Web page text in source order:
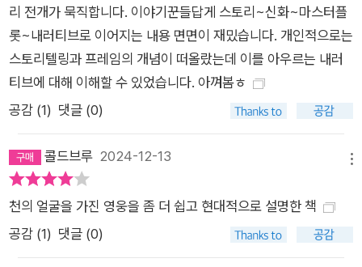
대 그렇다면 이야기가 우리를, 우리의 미래를 좀 더 좋은 쪽으로
바꾸는 건 어떻게 가능할까? 이 책에서 저자들은 우리에겐 미래
를 위한 새로운 서사의 필요성을 이야기한다. 대표적으로 기후 위
기를 극복하기 위한 서사를 들 수 있다. 저자들은 오늘날 기후 위
기가 잘못 이야기되고 있기 때문에 사람들이 받아들이지 않고 있
다고 지적한다. 예를 들어 생태와 경제가 서로 대립한다는 ‘경쟁’
플롯이나, 기후 위기를 막기 위해선 우리가 많은 것을 포기해야
한다는 ‘이카로스’ 플롯, 우리가 위기에 빠져 있고 탈출구가 없다
는 절반의 ‘맨인홀’ 플롯 같은 것들이 기후 서사의 주류를 이루고
있다는 것이다. 저자들은 이와는 다른 희망적인 서사가 필요하다
리 전개가 묵직합니다. 이야기꾼들답게 스토리~신화~마스터플
롯~내러티브로 이어지는 내용 면면이 재밌습니다. 개인적으로는
스토리텔링과 프레임의 개념이 떠올랐는데 이를 아우르는 내러
티브에 대해 이해할 수 있었습니다. 아껴봄ㅎ
공감 (1) 댓글 (0)
콜드브루 2024-12-13
천의 얼굴을 가진 영웅을 좀 더 쉽고 현대적으로 설명한 책
공감 (1) 댓글 (0)